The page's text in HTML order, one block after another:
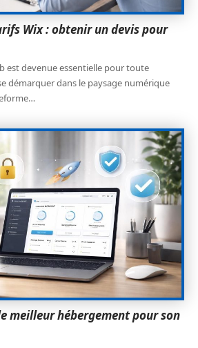
Wix : obtenir un devis pour
est devenue essentielle pour toute
démarquer dans le paysage numérique
…
meilleur hébergement pour son